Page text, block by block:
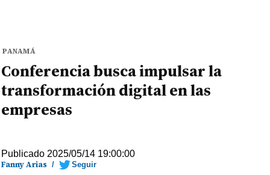
PANAMÁ
Conferencia busca impulsar la
transformación digital en las
empresas
Publicado 2025/05/14 19:00:00
Fanny Arias / Seguir